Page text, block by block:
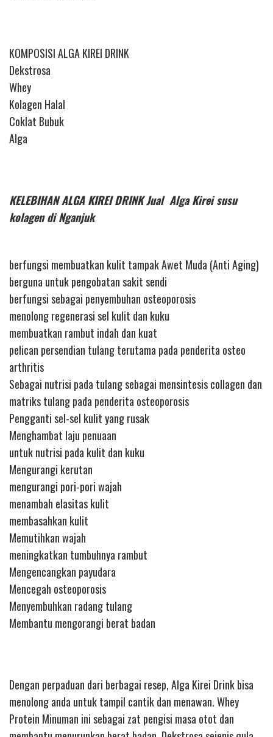
KOMPOSISI ALGA KIREI DRINK
Dekstrosa
Whey
Kolagen Halal
Coklat Bubuk
Alga
KELEBIHAN ALGA KIREI DRINK Jual Alga Kirei susu
kolagen di Nganjuk
berfungsi membuatkan kulit tampak Awet Muda (Anti Aging)
berguna untuk pengobatan sakit sendi
berfungsi sebagai penyembuhan osteoporosis
menolong regenerasi sel kulit dan kuku
membuatkan rambut indah dan kuat
pelican persendian tulang terutama pada penderita osteo
arthritis
Sebagai nutrisi pada tulang sebagai mensintesis collagen dan
matriks tulang pada penderita osteoporosis
Pengganti sel-sel kulit yang rusak
Menghambat laju penuaan
untuk nutrisi pada kulit dan kuku
Mengurangi kerutan
mengurangi pori-pori wajah
menambah elasitas kulit
membasahkan kulit
Memutihkan wajah
meningkatkan tumbuhnya rambut
Mengencangkan payudara
Mencegah osteoporosis
Menyembuhkan radang tulang
Membantu mengorangi berat badan
Dengan perpaduan dari berbagai resep, Alga Kirei Drink bisa
menolong anda untuk tampil cantik dan menawan. Whey
Protein Minuman ini sebagai zat pengisi masa otot dan